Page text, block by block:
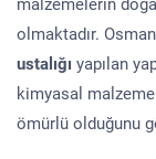
malzemelerin
olmaktadır.
ustalığı yapılan
kimyasal malzeme
ömürlü olduğunu